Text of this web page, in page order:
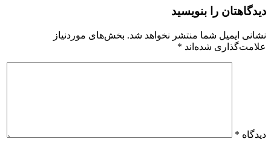
دیدگاهتان را بنویسید
نشانی ایمیل شما منتشر نخواهد شد. بخش‌های موردنیاز
علامت‌گذاری شده‌اند *
دیدگاه *